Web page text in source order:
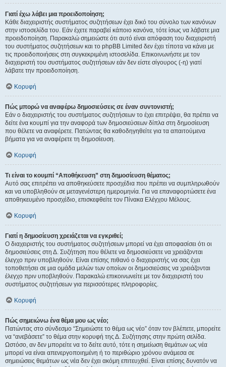
Γιατί έχω λάβει μια προειδοποίηση;
Κάθε διαχειριστής συστήματος συζητήσεων έχει δικό του σύνολο των κανόνων
στην ιστοσελίδα του. Εάν έχετε παραβεί κάποιο κανόνα, τότε ίσως να λάβατε μια
προειδοποίηση. Παρακαλώ σημειώστε ότι αυτό είναι απόφαση του διαχειριστή
του συστήματος συζητήσεων και το phpBB Limited δεν έχει τίποτα να κάνει με
τις προειδοποιήσεις στη συγκεκριμένη ιστοσελίδα. Επικοινωνήστε με τον
διαχειριστή του συστήματος συζητήσεων εάν δεν είστε σίγουρος (-η) γιατί
λάβατε την προειδοποίηση.
Κορυφή
Πώς μπορώ να αναφέρω δημοσιεύσεις σε έναν συντονιστή;
Εάν ο διαχειριστής του συστήματος συζητήσεων το έχει επιτρέψει, θα πρέπει να
δείτε ένα κουμπί για την αναφορά των δημοσιεύσεων δίπλα στη δημοσίευση
που θέλετε να αναφέρετε. Πατώντας θα καθοδηγηθείτε για τα απαιτούμενα
βήματα για να αναφέρετε τη δημοσίευση.
Κορυφή
Τι είναι το κουμπί “Αποθήκευση” στη δημοσίευση θέματος;
Αυτό σας επιτρέπει να αποθηκεύσετε προσχέδια που πρέπει να συμπληρωθούν
και να υποβληθούν σε μεταγενέστερη ημερομηνία. Για να επαναφορτώσετε ένα
αποθηκευμένο προσχέδιο, επισκεφθείτε τον Πίνακα Ελέγχου Μέλους.
Κορυφή
Γιατί η δημοσίευση χρειάζεται να εγκριθεί;
Ο διαχειριστής του συστήματος συζητήσεων μπορεί να έχει αποφασίσει ότι οι
δημοσιεύσεις στη Δ. Συζήτηση που θέλετε να δημοσιεύσετε να χρειάζονται
έλεγχο πριν υποβληθούν. Είναι επίσης πιθανό ο διαχειριστής να σας έχει
τοποθετήσει σε μια ομάδα μελών των οποίων οι δημοσιεύσεις να χρειάζονται
έλεγχο πριν υποβληθούν. Παρακαλώ επικοινωνείτε με τον διαχειριστή του
συστήματος συζητήσεων για περισσότερες πληροφορίες.
Κορυφή
Πώς σημειώνω ένα θέμα μου ως νέο;
Πατώντας στο σύνδεσμο “Σημειώστε το θέμα ως νέο” όταν τον βλέπετε, μπορείτε
να “ανεβάσετε” το θέμα στην κορυφή της Δ. Συζήτησης στην πρώτη σελίδα.
Ωστόσο, αν δεν μπορείτε να το δείτε αυτό, τότε η σημείωση θεμάτων ως νέα
μπορεί να είναι απενεργοποιημένη ή το περιθώριο χρόνου ανάμεσα σε
σημειώσεις θεμάτων ως νέα δεν έχει ακόμη επιτευχθεί. Είναι επίσης δυνατόν να